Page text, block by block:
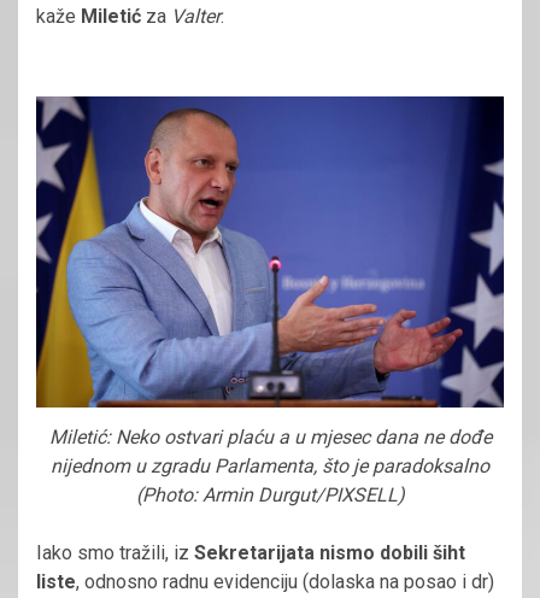
kaže Miletić za Valter.
Miletić: Neko ostvari plaću a u mjesec dana ne dođe
nijednom u zgradu Parlamenta, što je paradoksalno
(Photo: Armin Durgut/PIXSELL)
Iako smo tražili, iz Sekretarijata nismo dobili šiht
liste, odnosno radnu evidenciju (dolaska na posao i dr)